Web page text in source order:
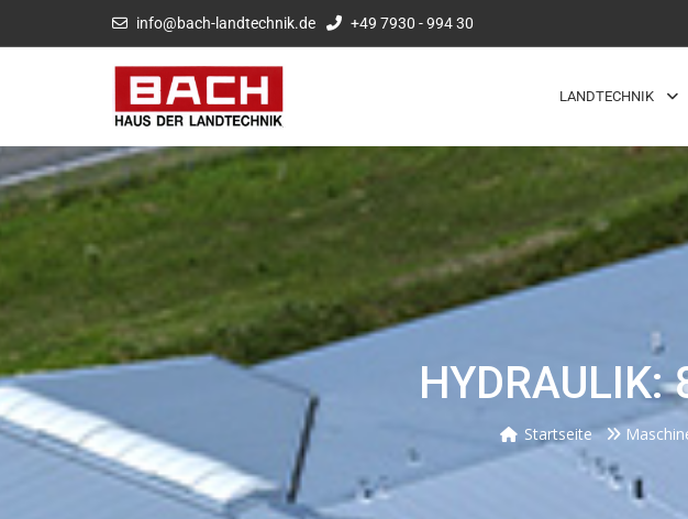
info@bach-landtechnik.de +49 7930 - 994 30
LANDTECHNIK
HYDRAULIK:
Startseite